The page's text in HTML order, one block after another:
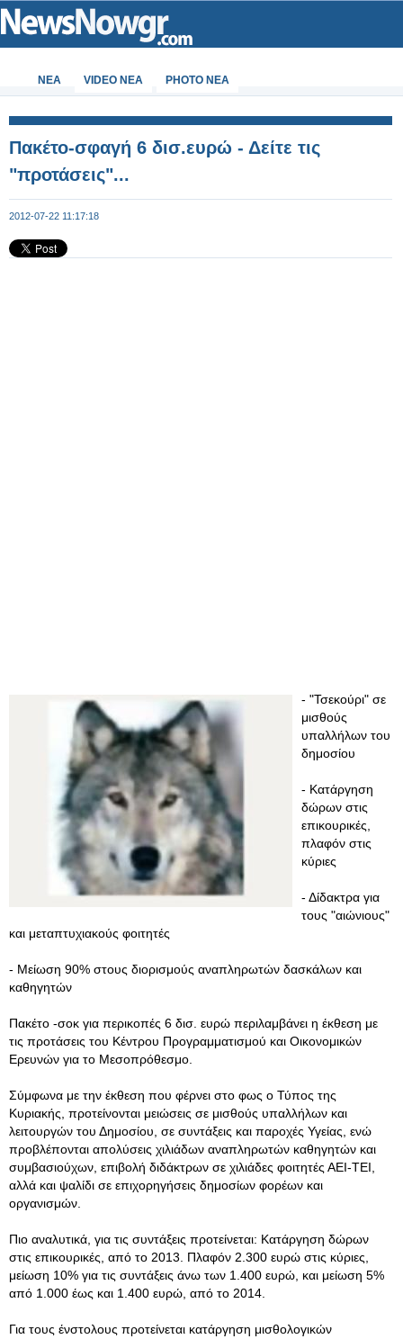
ΝΕΑ VIDEO NEA PHOTO NEA
Πακέτο-σφαγή 6 δισ.ευρώ - Δείτε τις
"προτάσεις"...
2012-07-22 11:17:18
- "Τσεκούρι" σε
μισθούς
υπαλλήλων του
δημοσίου
- Κατάργηση
δώρων στις
επικουρικές,
πλαφόν στις
κύριες
- Δίδακτρα για
τους "αιώνιους"
και μεταπτυχιακούς φοιτητές
- Μείωση 90% στους διορισμούς αναπληρωτών δασκάλων και
καθηγητών
Πακέτο -σοκ για περικοπές 6 δισ. ευρώ περιλαμβάνει η έκθεση με
τις προτάσεις του Κέντρου Προγραμματισμού και Οικονομικών
Ερευνών για το Μεσοπρόθεσμο.
Σύμφωνα με την έκθεση που φέρνει στο φως ο Τύπος της
Κυριακής, προτείνονται μειώσεις σε μισθούς υπαλλήλων και
λειτουργών του Δημοσίου, σε συντάξεις και παροχές Υγείας, ενώ
προβλέπονται απολύσεις χιλιάδων αναπληρωτών καθηγητών και
συμβασιούχων, επιβολή διδάκτρων σε χιλιάδες φοιτητές ΑΕΙ-ΤΕΙ,
αλλά και ψαλίδι σε επιχορηγήσεις δημοσίων φορέων και
οργανισμών.
Πιο αναλυτικά, για τις συντάξεις προτείνεται: Κατάργηση δώρων
στις επικουρικές, από το 2013. Πλαφόν 2.300 ευρώ στις κύριες,
μείωση 10% για τις συντάξεις άνω των 1.400 ευρώ, και μείωση 5%
από 1.000 έως και 1.400 ευρώ, από το 2014.
Για τους ένστολους προτείνεται κατάργηση μισθολογικών